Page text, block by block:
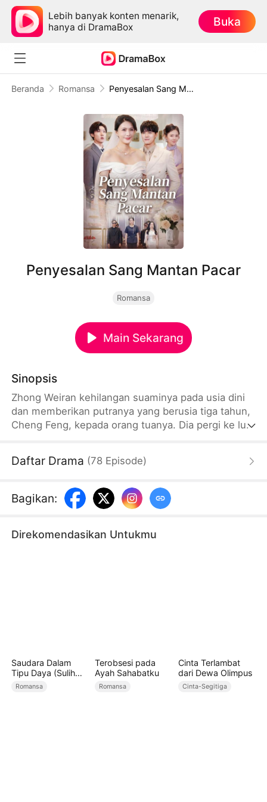
Lebih banyak konten menarik,
hanya di DramaBox
Buka
Beranda Romansa Penyesalan Sang Mantan Pacar
Penyesalan Sang Mantan Pacar
Romansa
Main Sekarang
Sinopsis
Zhong Weiran kehilangan suaminya pada usia dini
dan memberikan putranya yang berusia tiga tahun,
Cheng Feng, kepada orang tuanya. Dia pergi ke luar
menyembunyikan identitasnya dan bekerja sebagai
Yunding mengadakan jamuan investasi."
Daftar Drama (78 Episode)
Bagikan:
Direkomendasikan Untukmu
Saudara Dalam
Tipu Daya (Sulih
Suara)
Romansa
Terobsesi pada
Ayah Sahabatku
Romansa
Cinta Terlambat
dari Dewa Olimpus
Cinta-Segitiga